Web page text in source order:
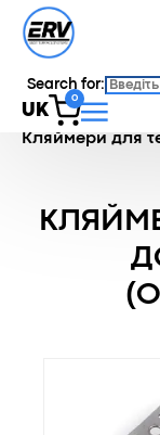
Search for:
UK
0
Головна /
Кляймери для